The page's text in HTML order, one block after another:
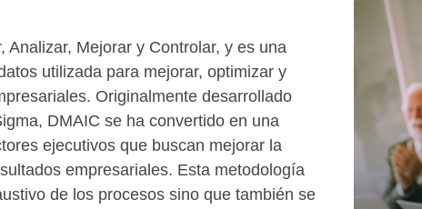
Analizar, Mejorar y Controlar, y es una
utilizada para mejorar, optimizar y
Originalmente desarrollado
DMAIC se ha convertido en una
ejecutivos que buscan mejorar la
empresariales. Esta metodología
de los procesos sino que también se